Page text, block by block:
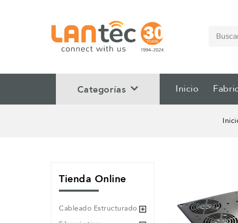
Categorías Inicio
Tienda Online
Cableado Estructurado